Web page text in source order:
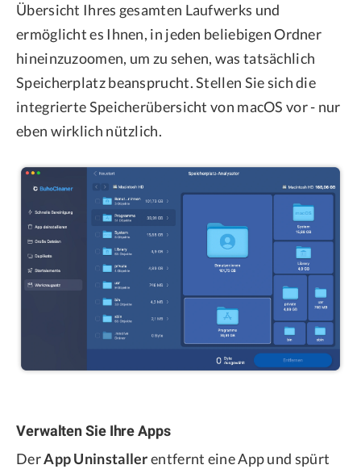
Übersicht Ihres gesamten Laufwerks und
ermöglicht es Ihnen, in jeden beliebigen Ordner
hineinzuzoomen, um zu sehen, was tatsächlich
Speicherplatz beansprucht. Stellen Sie sich die
integrierte Speicherübersicht von macOS vor - nur
eben wirklich nützlich.
Verwalten Sie Ihre Apps
DerApp Uninstallerentfernt eine App und spürt